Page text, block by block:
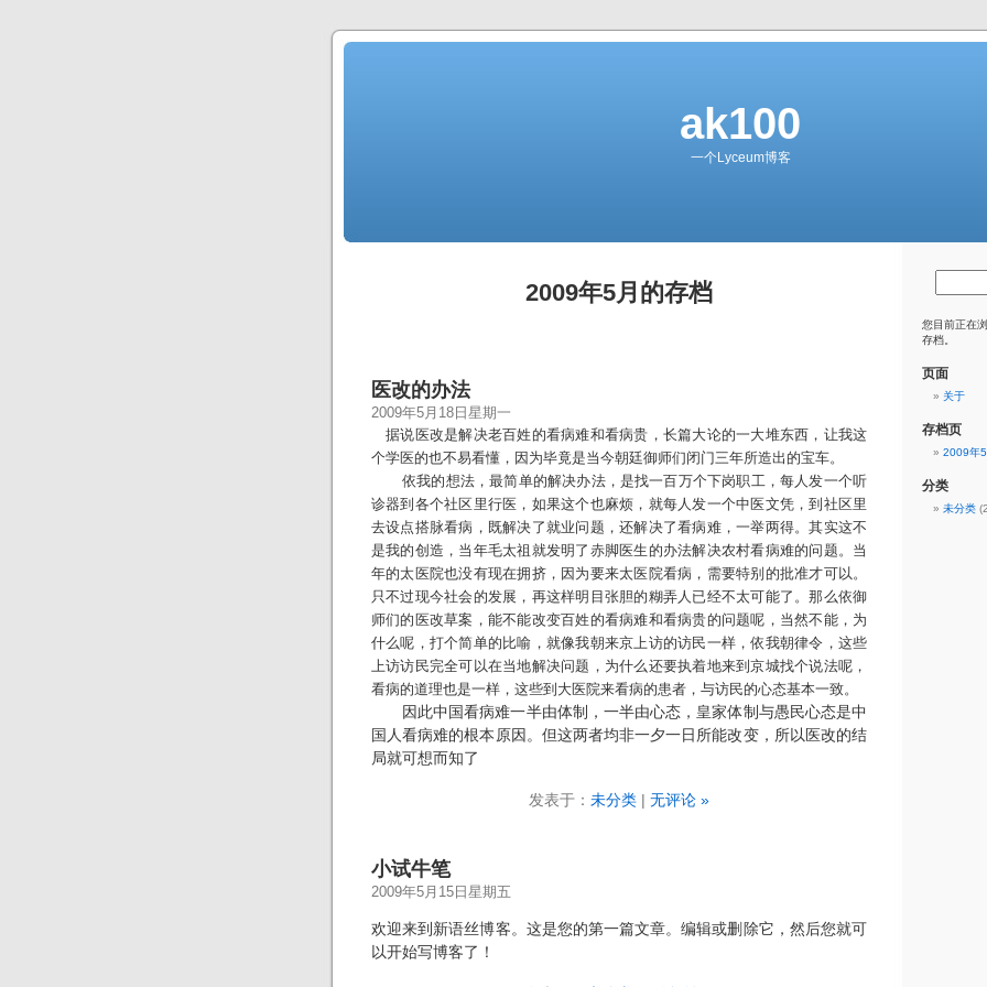
ak100
一个Lyceum博客
2009年5月的存档
医改的办法
2009年5月18日星期一
据说医改是解决老百姓的看病难和看病贵，长篇大论的一大堆东西，让我这
个学医的也不易看懂，因为毕竟是当今朝廷御师们闭门三年所造出的宝车。
依我的想法，最简单的解决办法，是找一百万个下岗职工，每人发一个听
诊器到各个社区里行医，如果这个也麻烦，就每人发一个中医文凭，到社区里
去设点搭脉看病，既解决了就业问题，还解决了看病难，一举两得。其实这不
是我的创造，当年毛太祖就发明了赤脚医生的办法解决农村看病难的问题。当
年的太医院也没有现在拥挤，因为要来太医院看病，需要特别的批准才可以。
只不过现今社会的发展，再这样明目张胆的糊弄人已经不太可能了。那么依御
师们的医改草案，能不能改变百姓的看病难和看病贵的问题呢，当然不能，为
什么呢，打个简单的比喻，就像我朝来京上访的访民一样，依我朝律令，这些
上访访民完全可以在当地解决问题，为什么还要执着地来到京城找个说法呢，
看病的道理也是一样，这些到大医院来看病的患者，与访民的心态基本一致。
因此中国看病难一半由体制，一半由心态，皇家体制与愚民心态是中
国人看病难的根本原因。但这两者均非一夕一日所能改变，所以医改的结
局就可想而知了
发表于： 未分类 | 无评论 »
小试牛笔
2009年5月15日星期五
欢迎来到新语丝博客。这是您的第一篇文章。编辑或删除它，然后您就可
以开始写博客了！
您目前正在
存档。
页面
关于
存档页
2009年
分类
未分类